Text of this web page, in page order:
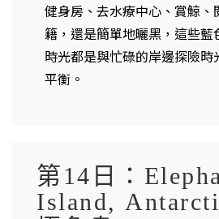
健身房、去水療中心、賞鯨、
籍，還是簡單地曬黑，這些藍
時光都是與忙碌的岸邊探險時
平衡。
第14日：
Island,